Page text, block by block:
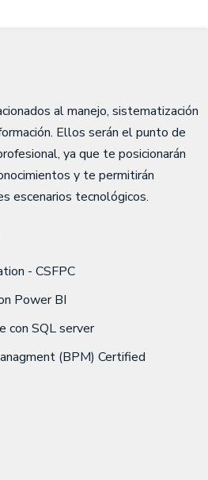
al manejo, sistematización
Ellos serán el punto de
ya que te posicionarán
y te permitirán
escenarios tecnológicos.
- CSFPC
Power BI
con SQL server
(BPM) Certified